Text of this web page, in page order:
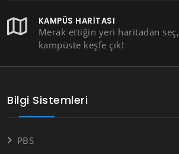
KAMPÜS HARITASI
Merak ettiğin yeri haritadan seç,
kampüste keşfe çık!
Bilgi Sistemleri
PBS